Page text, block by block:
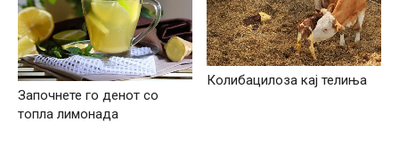
Започнете го денот со
топла лимонада
Колибацилоза кај телиња